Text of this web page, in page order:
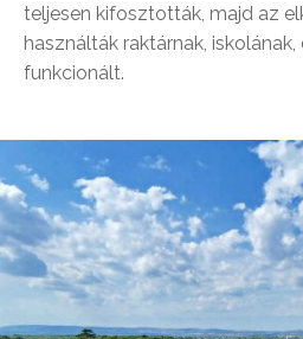
teljesen kifosztották, majd az
használták raktárnak,
funkcionált.